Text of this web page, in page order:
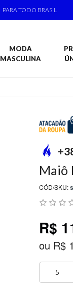
PARA TODO BRASIL
MODA
MASCULINA
Maiô
CÓD/SKU:
R$
ou R$